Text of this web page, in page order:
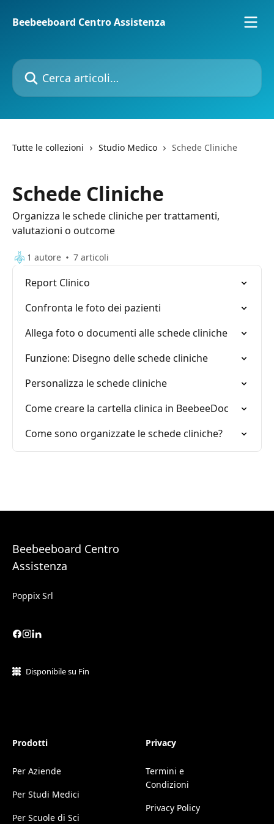
Beebeeboard Centro Assistenza
Cerca articoli…
Tutte le collezioni Studio Medico Schede Cliniche
Schede Cliniche
Organizza le schede cliniche per trattamenti,
valutazioni o outcome
1 autore 7 articoli
Report Clinico
Confronta le foto dei pazienti
Allega foto o documenti alle schede cliniche
Funzione: Disegno delle schede cliniche
Personalizza le schede cliniche
Come creare la cartella clinica in BeebeeDoc
Come sono organizzate le schede cliniche?
Beebeeboard Centro
Assistenza
Poppix Srl
Disponibile su Fin
Prodotti
Per Aziende
Per Studi Medici
Per Scuole di Sci
Privacy
Termini e
Condizioni
Privacy Policy